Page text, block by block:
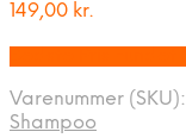
149,00 kr.
Varenummer (SKU):
Shampoo